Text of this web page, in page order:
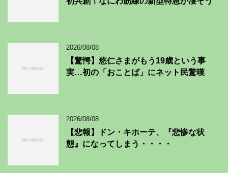
2026/08/08
【驚愕】悠仁さまがもう19歳という事
実…初の「おことば」にネット民驚嘆
2026/08/08
【悲報】ドン・キホーテ、『悲惨な状
態』になってしまう・・・・